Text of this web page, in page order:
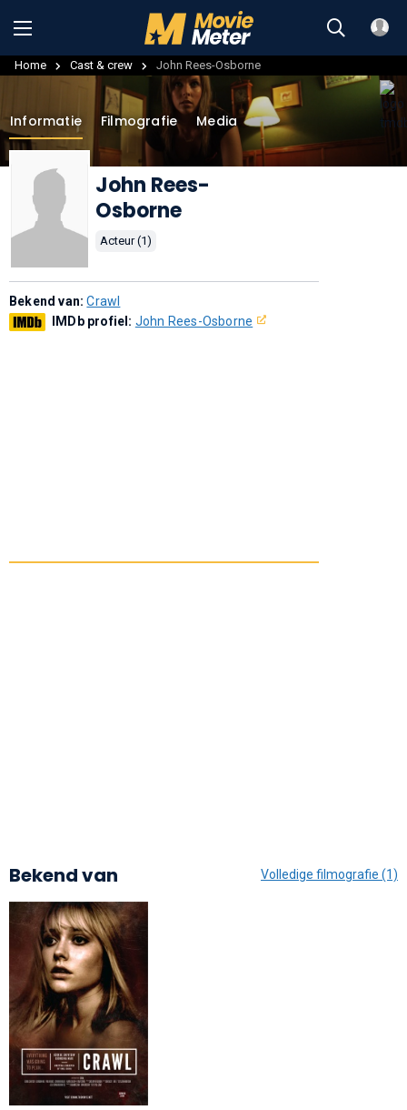
Home Cast & crew John Rees-Osborne
Informatie Filmografie Media
John Rees-
Osborne
Acteur (1)
Bekend van:Crawl
IMDb profiel: John Rees-Osborne
Bekend van Volledige filmografie (1)